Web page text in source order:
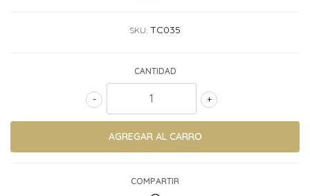
SKU: TC035
CANTIDAD
+
-
COMPARTIR